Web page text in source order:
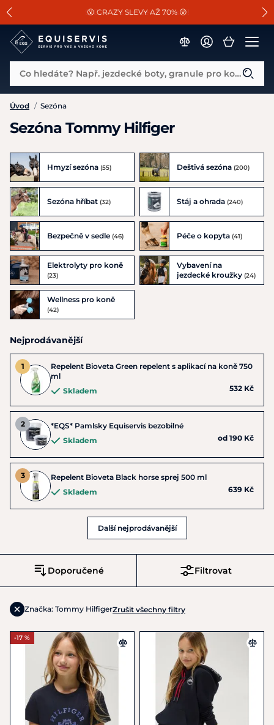
SLEVA 13% na vše od Cassini!
😮 CRAZY SLEVY AŽ 70% 😮
📐Pasování a doplňky k vybraným sedlům ZDARMA 🐴
Co hledáte? Např. jezdecké boty, granule pro koně...
Úvod / Sezóna
Sezóna Tommy Hilfiger
Hmyzí sezóna (55) Deštivá sezóna (200)
Sezóna hříbat (32) Stáj a ohrada (240)
Bezpečně v sedle (46) Péče o kopyta (41)
Elektrolyty pro koně
(23)
Vybavení na
jezdecké kroužky (24)
Wellness pro koně
(42)
Nejprodávanější
Repelent Bioveta Green repelent s aplikací na koně 750
ml
Skladem
532 Kč
*EQS* Pamlsky Equiservis bezobilné
Skladem
od 190 Kč
Repelent Bioveta Black horse sprej 500 ml
Skladem
639 Kč
Další nejprodávanější
Filtrovat
Doporučené
Značka: Tommy HilfigerZrušit všechny filtry
-17 %